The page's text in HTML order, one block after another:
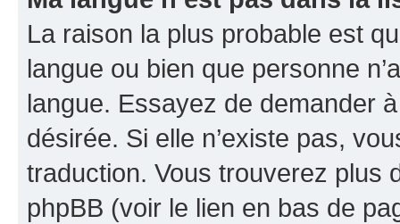
La raison la plus probable est
langue ou bien que personne
langue. Essayez de demander
désirée. Si elle n’existe pas,
traduction. Vous trouverez plus
phpBB (voir le lien en bas de